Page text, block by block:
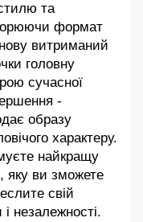
та
формат
витриманий
головну
сучасної
-
образу
характеру.
найкращу
яку ви зможете
свій
незалежності.